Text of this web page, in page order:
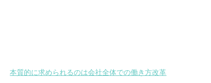
本質的に求められるのは会社全体での働き方改革